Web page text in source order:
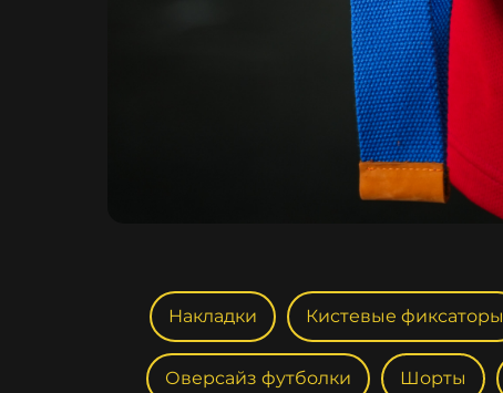
Накладки Кистевые фиксаторы
Оверсайз футболки Шорты